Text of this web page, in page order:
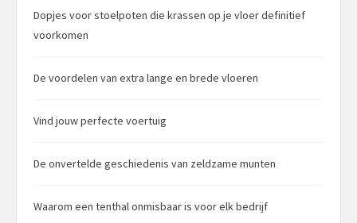
Dopjes voor stoelpoten die krassen op je vloer definitief
voorkomen
De voordelen van extra lange en brede vloeren
Vind jouw perfecte voertuig
De onvertelde geschiedenis van zeldzame munten
Waarom een tenthal onmisbaar is voor elk bedrijf